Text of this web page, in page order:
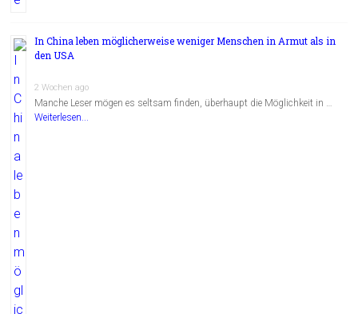
In China leben möglicherweise weniger Menschen in Armut als in
den USA
2 Wochen ago
Manche Leser mögen es seltsam finden, überhaupt die Möglichkeit in …
Weiterlesen...